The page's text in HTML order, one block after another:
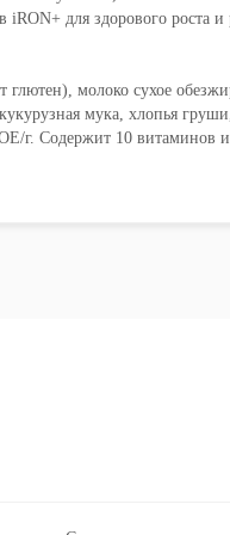
для здорового роста и
молоко сухое
мука, хлопья
г. Содержит 10 витаминов